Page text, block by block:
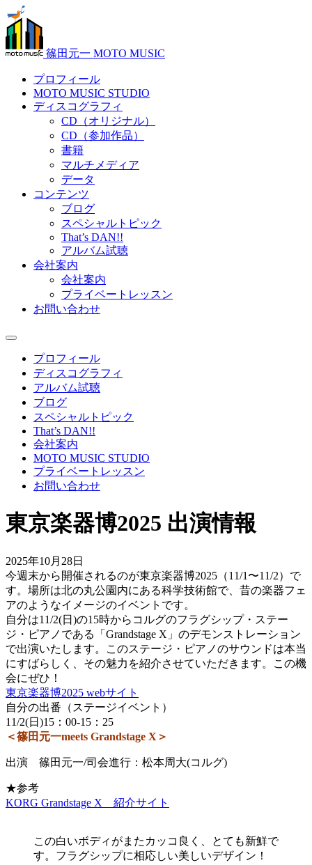
篠田元一 MOTO MUSIC
プロフィール
MOTO MUSIC STUDIO
ディスコグラフィ
CD（オリジナル）
CD（参加作品）
書籍
マルチメディア
データ
コンテンツ
ブログ
スペシャルトピック
That’s DAN!!
アルバム試聴
会社案内
会社案内
プライベートレッスン
お問い合わせ
プロフィール
ディスコグラフィ
アルバム試聴
ブログ
スペシャルトピック
That’s DAN!!
会社案内
MOTO MUSIC STUDIO
プライベートレッスン
お問い合わせ
東京楽器博2025 出演情報
2025年10月28日
今週末から開催されるのが東京楽器博2025（11/1〜11/2）で
す。場所は北の丸公園内にある科学技術館で、昔の楽器フェ
アのようなイメージのイベントです。
自分は11/2(日)の15時からコルグのフラグシップ・ステー
ジ・ピアノである「Grandstage X」のデモンストレーション
で出演いたします。このステージ・ピアノのサウンドは本当
にすばらしく、その魅力を紹介させていただきます。この機
会にぜひ！
東京楽器博2025 webサイト
自分の出番（ステージイベント）
11/2(日)15：00-15：25
＜篠田元一meets Grandstage X＞
出演 篠田元一/司会進行：松本周大(コルグ)
★参考
KORG Grandstage X 紹介サイト
この白いボディがまたカッコ良く、とても新鮮で
す。フラグシップに相応しい美しいデザイン！